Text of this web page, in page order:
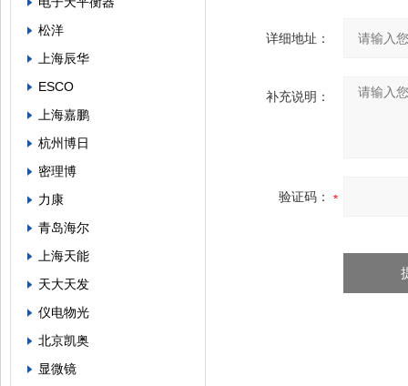
松洋
上海辰华
ESCO
上海嘉鹏
杭州博日
密理博
力康
青岛海尔
上海天能
天大天发
仪电物光
北京凯奥
显微镜
详细地址：
补充说明：
验证码：